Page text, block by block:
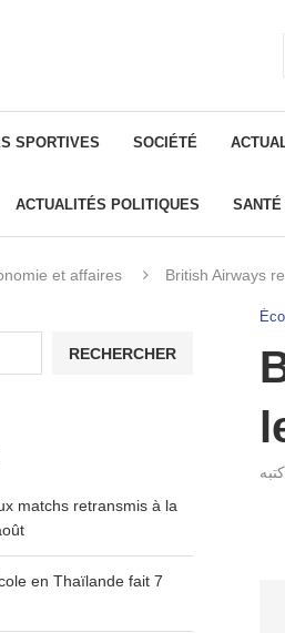
SPORTIVES SOCIÉTÉ
ACTUALITÉS POLITIQUES SANTÉ
et affaires British Airways
كتبه
RECHERCHER
matchs retransmis à la
en Thaïlande fait 7